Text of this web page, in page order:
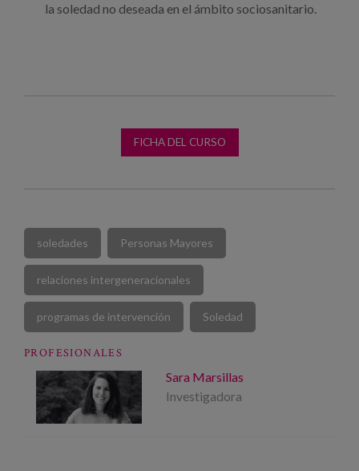
la soledad no deseada en el ámbito sociosanitario.
FICHA DEL CURSO
soledades Personas Mayores
relaciones intergeneracionales
programas de intervención Soledad
PROFESIONALES
Sara Marsillas
Investigadora